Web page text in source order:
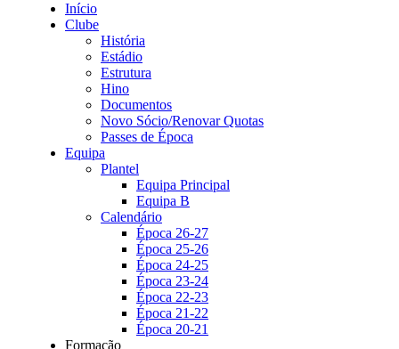
Início
Clube
História
Estádio
Estrutura
Hino
Documentos
Novo Sócio/Renovar Quotas
Passes de Época
Equipa
Plantel
Equipa Principal
Equipa B
Calendário
Época 26-27
Época 25-26
Época 24-25
Época 23-24
Época 22-23
Época 21-22
Época 20-21
Formação